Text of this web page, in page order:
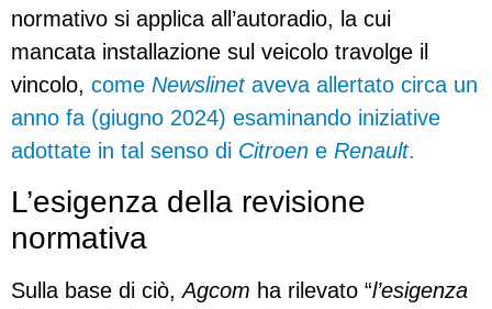
normativo si applica all’autoradio, la cui
mancata installazione sul veicolo travolge il
vincolo, come Newslinetaveva allertato circa un
anno fa (giugno 2024) esaminando iniziative
adottate in tal senso di Citroen e Renault.
L’esigenza della revisione
normativa
Sulla base di ciò,Agcom ha rilevato “l’esigenza